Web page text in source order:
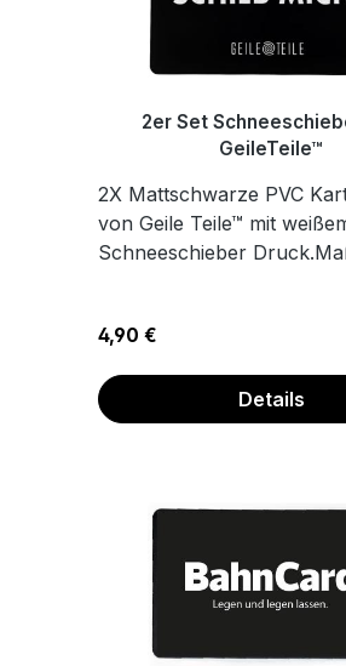
2er Set
GeileTeile™
2X Mattschwarze PVC
von Geile Teile™ mit
Schneeschieber
Regulärer Preis:
4,90 €
Details